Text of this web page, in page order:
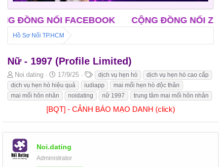
NỐI FACEBOOK CỘNG ĐỒNG NỐI ZALO
Hồ Sơ Nối TP.HCM
Nữ - 1997 (Profile Limited)
B
ắ
t
đ
Noi.dating
N
g
à
y
b
ầ
17/9/25
T
h
ẻ
dịch vụ hẹn hò
dịch vụ hẹn hò cao cấp
dịch vụ hẹn hò hiệu quả
iudiapp
mai mối hẹn hò độc thân
mai mối hôn nhân
noidating nữ 1997 trung tâm mai mối hôn nhân
[BQT] - CẢNH BÁO MẠO DANH (click)
Noi.dating
Administrator